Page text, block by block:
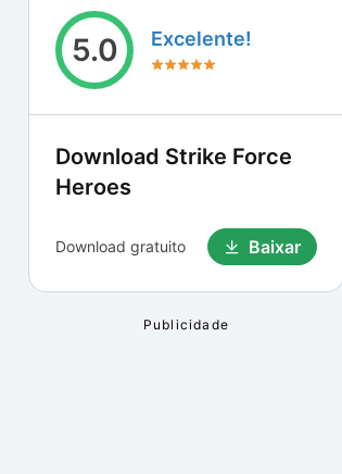
5.0 Excelente!
Download Strike Force
Heroes
Download gratuito Baixar